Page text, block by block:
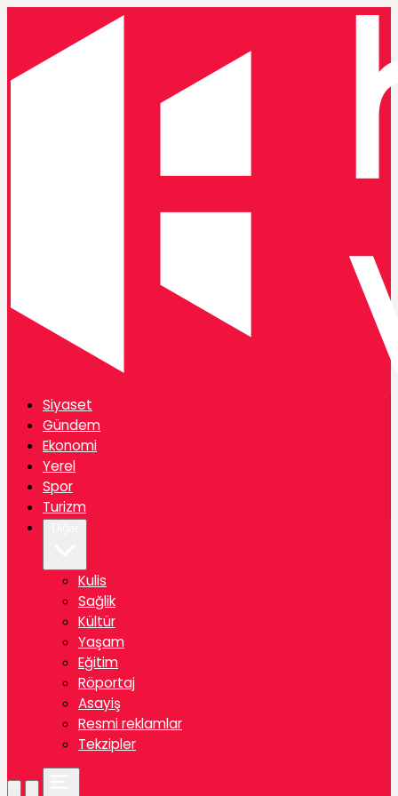
Siyaset
Gündem
Ekonomi
Yerel
Spor
Turizm
Kulis
Sağlik
Kültür
Yaşam
Eğitim
Röportaj
Asayiş
Resmi reklamlar
Tekzipler